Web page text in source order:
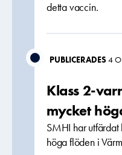
detta vaccin.
PUBLICERADES4
Klass 2-
mycket
SMHI har
höga flöden i